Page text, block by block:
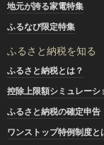
地元が誇る家電特集
ふるなび限定特集
ふるさと納税を知る
ふるさと納税とは？
控除上限額シミュレーシ
ふるさと納税の確定申告
ワンストップ特例制度と